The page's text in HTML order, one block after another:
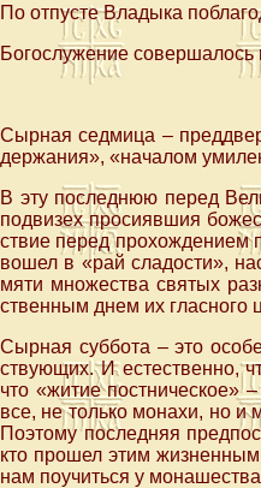
По отпусте Владыка
Богослужение совершалось
Сыр­ная сед­ми­ца –
дер­жа­ния», «на­ча­лом
В эту по­след­нюю пе­ред
под­ви­зех про­си­яв­шия
ствие пе­ред про­хож­де­ни­ем
во­шел в «рай сла­до­сти»,
мя­ти мно­же­ства свя­тых
ствен­ным днем их глас­но­го
Сыр­ная суб­бо­та – это
ству­ю­щих. И есте­ствен­но,
что «жи­тие пост­ни­че­ское»
все, не толь­ко мо­на­хи, но и
По­это­му по­след­няя
кто про­шел этим
нам по­учить­ся у